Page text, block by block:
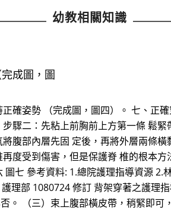
幼教相關知識
成圖，圖
確姿勢 （完成圖，圖四）。 七、正
驟二：先粘上前胸前上方第一條 鬆
腹部內層先固 定後，再將外層兩條
度受到傷害，但是保護脊 椎的根本
七 參考資料: 1.總院護理指導資源
理部 1080724 修訂 背架穿著之護理
。 （三）束上腹部橫皮帶，稍緊即可，